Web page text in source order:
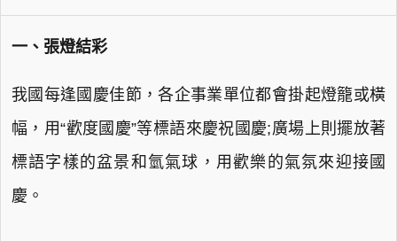
一、張燈結彩
我國每逢國慶佳節，各企事業單位都會掛起燈籠或橫
幅，用“歡度國慶”等標語來慶祝國慶;廣場上則擺放著
標語字樣的盆景和氫氣球，用歡樂的氣氛來迎接國
慶。